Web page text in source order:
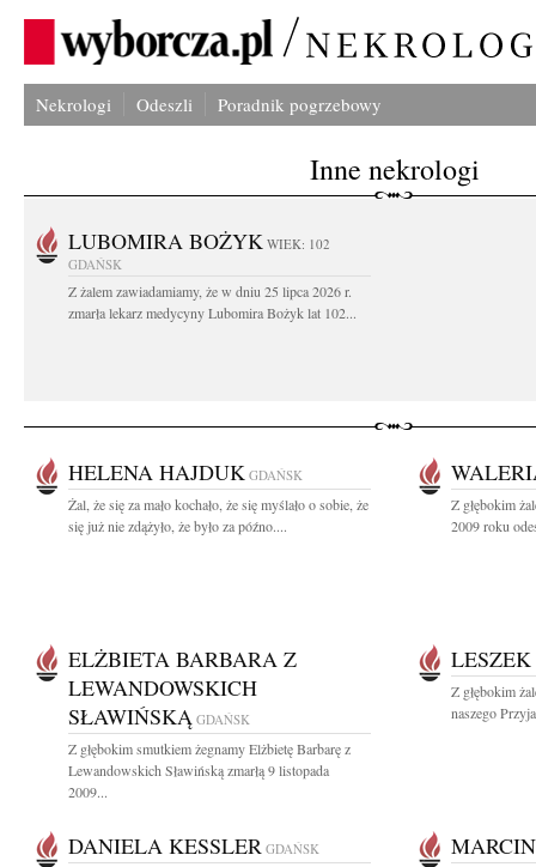
Nekrologi Odeszli Poradnik pogrzebowy
Inne nekrologi
LUBOMIRA BOŻYK WIEK: 102
GDAŃSK
Z żalem zawiadamiamy, że w dniu 25 lipca 2026 r.
zmarła lekarz medycyny Lubomira Bożyk lat 102...
HELENA HAJDUK GDAŃSK
Żal, że się za mało kochało, że się myślało o sobie, że
się już nie zdążyło, że było za późno....
Z głębokim
2009 roku
ELŻBIETA BARBARA Z
LEWANDOWSKICH
SŁAWIŃSKĄ GDAŃSK
Z głębokim smutkiem żegnamy Elżbietę Barbarę z
Lewandowskich Sławińską zmarłą 9 listopada
2009...
Z głębokim
naszego
DANIELA KESSLER GDAŃSK